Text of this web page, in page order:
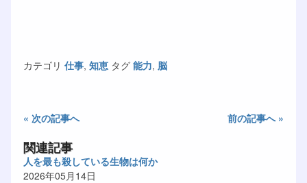
カテゴリ 仕事, 知恵 タグ 能力, 脳
« 次の記事へ 前の記事へ »
関連記事
人を最も殺している生物は何か
2026年05月14日